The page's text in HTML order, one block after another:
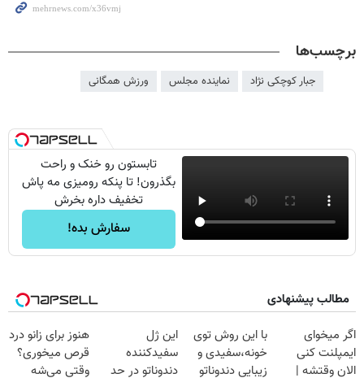
برچسب‌ها
جبار کوچکی نژاد نماینده مجلس ورزش همگانی
تابستون رو خنک و راحت
بگذرون! تا پنکه رومیزی مه پاش
تخفیف داره بخرش
سفارش بده!
مطالب پیشنهادی
اگر میخوای
ایمپلنت کنی
الان وقتشه |
با این روش توی
خونه،سفیدی و
زیبایی دندوناتو
این ژل
سفیدکننده
دندوناتو در حد
هنوز برای زانو درد
قرص میخوری؟
وقتی می‌شه